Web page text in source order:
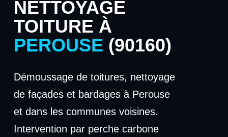
NETTOYAGE
TOITURE À
PEROUSE (90160)
Démoussage de toitures, nettoyage
de façades et bardages à Perouse
et dans les communes voisines.
Intervention par perche carbone